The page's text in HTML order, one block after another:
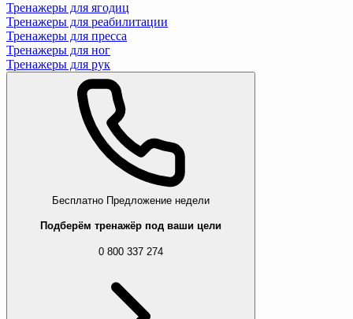
Тренажеры для ягодиц
Тренажеры для реабилитации
Тренажеры для пресса
Тренажеры для ног
Тренажеры для рук
Бесплатно Предложение недели
Подберём тренажёр под ваши цели
0 800 337 274